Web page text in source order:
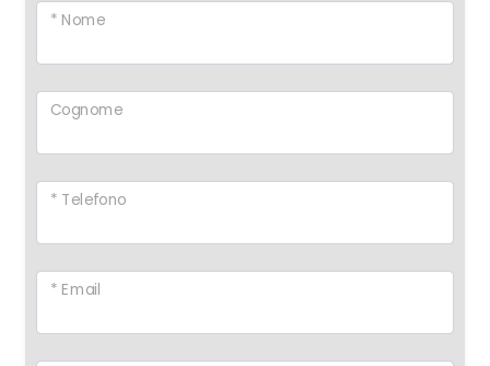
* Nome
Cognome
* Telefono
* Email